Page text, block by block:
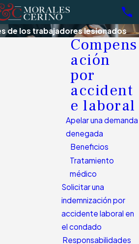
de los trabajadores lesionados
de
en el
puede
sus
puede
a la hora de
tiene derecho.
por
Compens
ación
por
accident
e laboral
Apelar una demanda
denegada
Beneficios
Tratamiento
médico
Solicitar una
indemnización por
accidente laboral en
el condado
Responsabilidades